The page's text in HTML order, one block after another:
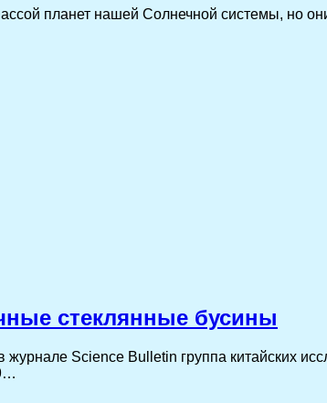
планет нашей Солнечной системы, но
стеклянные бусины
Science Bulletin группа китайских